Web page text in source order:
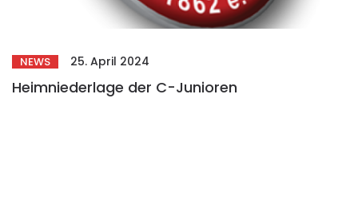
NEWS 25. April 2024
Heimniederlage der C-Junioren